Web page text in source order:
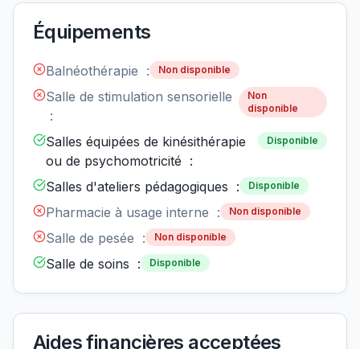
Équipements
Balnéothérapie : Non disponible
Salle de stimulation sensorielle
:
Non
disponible
Salles équipées de kinésithérapie
ou de psychomotricité :
Disponible
Salles d'ateliers pédagogiques : Disponible
Pharmacie à usage interne : Non disponible
Salle de pesée : Non disponible
Salle de soins : Disponible
Aides financières acceptées